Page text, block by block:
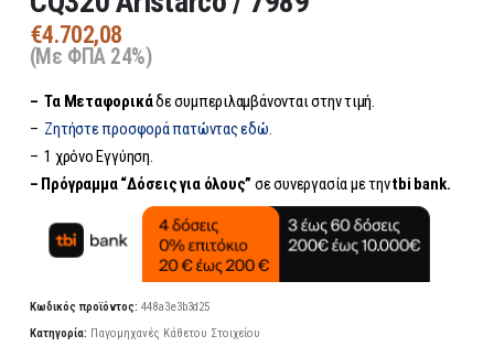
€4.702,08
(Με ΦΠΑ 24%)
– Τα Μεταφορικάδε συμπεριλαμβάνονται στην τιμή.
– Ζητήστε προσφορά πατώντας εδώ.
– 1 χρόνο Εγγύηση.
– Πρόγραμμα “Δόσεις για όλους” σε συνεργασία με τηνtbi bank.
Κωδικός προϊόντος: 448a3e3b3d25
Κατηγορία: Παγομηχανές Κάθετου Στοιχείου